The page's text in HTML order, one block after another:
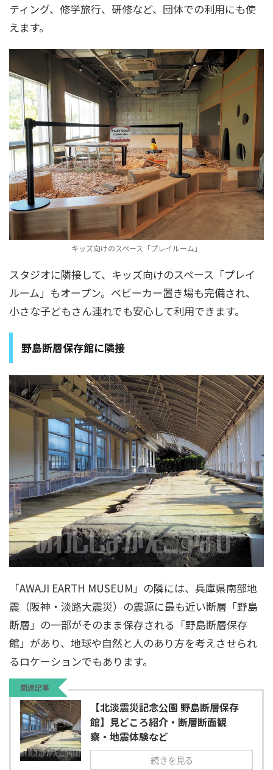
ティング、修学旅行、研修など、団体での利用にも使
えます。
キッズ向けのスペース「プレイルーム」
スタジオに隣接して、キッズ向けのスペース「プレイ
ルーム」もオープン。ベビーカー置き場も完備され、
小さな子どもさん連れでも安心して利用できます。
野島断層保存館に隣接
「AWAJI EARTH MUSEUM」の隣には、兵庫県南部地
震（阪神・淡路大震災）の震源に最も近い断層「野島
断層」の一部がそのまま保存される「野島断層保存
館」があり、地球や自然と人のあり方を考えさせられ
るロケーションでもあります。
関連記事
【北淡震災記念公園 野島断層保存
館】見どころ紹介・断層断面観
察・地震体験など
続きを見る